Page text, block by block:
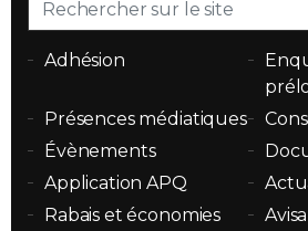
Adhésion
Présences médiatiques
Évènements
Application APQ
Rabais et économies